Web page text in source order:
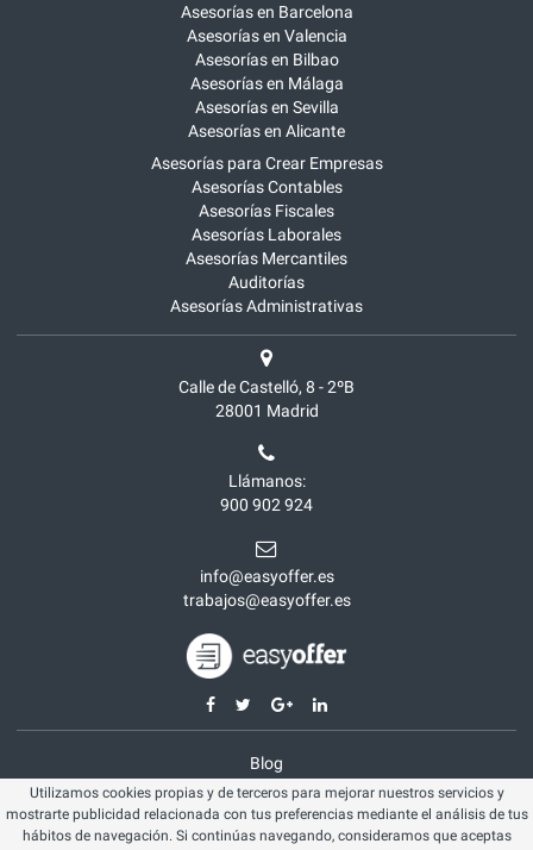
Asesorías en Barcelona
Asesorías en Valencia
Asesorías en Bilbao
Asesorías en Málaga
Asesorías en Sevilla
Asesorías en Alicante
Asesorías para Crear Empresas
Asesorías Contables
Asesorías Fiscales
Asesorías Laborales
Asesorías Mercantiles
Auditorías
Asesorías Administrativas
Calle de Castelló, 8 - 2ºB
28001 Madrid
Llámanos:
900 902 924
info@easyoffer.es
trabajos@easyoffer.es
Blog
Opiniones
Aviso legal
Utilizamos cookies propias y de terceros para mejorar nuestros servicios y
mostrarte publicidad relacionada con tus preferencias mediante el análisis de tus
hábitos de navegación. Si continúas navegando, consideramos que aceptas